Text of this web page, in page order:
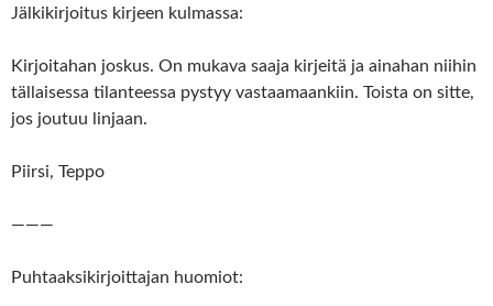
Jälkikirjoitus kirjeen kulmassa:
Kirjoitahan joskus. On mukava saaja kirjeitä ja ainahan niihin
tällaisessa tilanteessa pystyy vastaamaankiin. Toista on sitte,
jos joutuu linjaan.
Piirsi, Teppo
———
Puhtaaksikirjoittajan huomiot: